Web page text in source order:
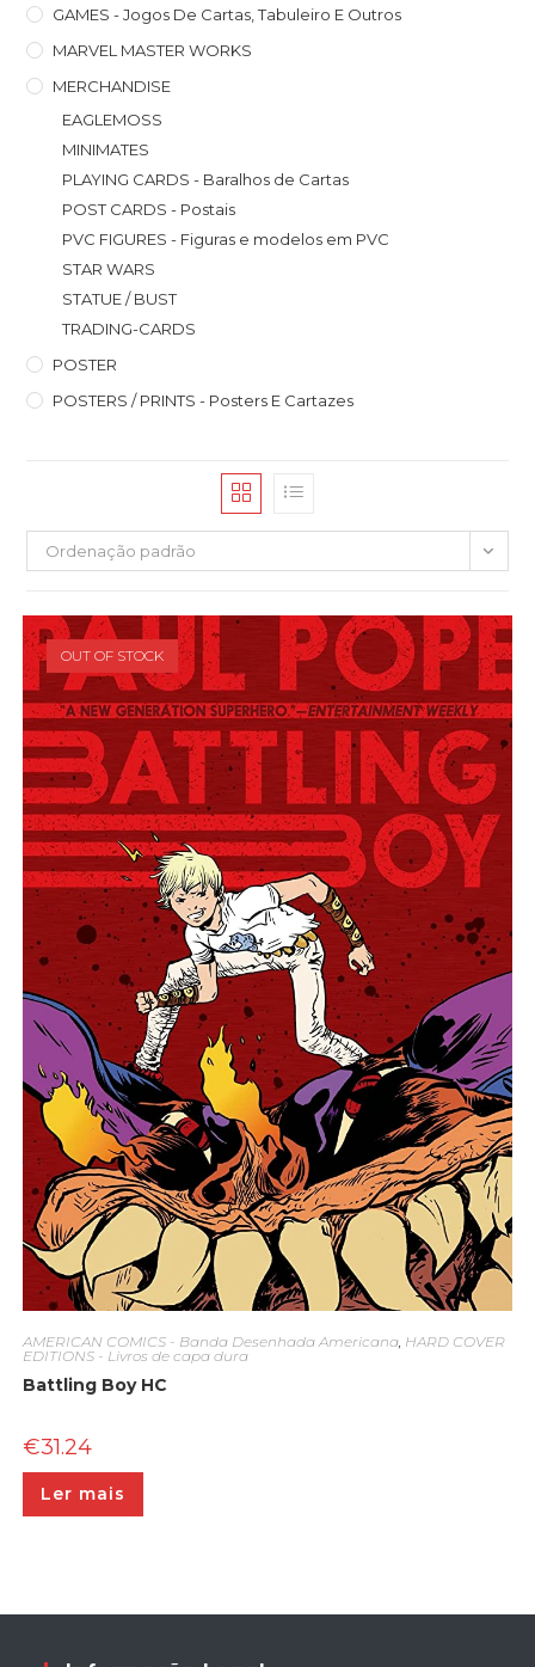
GAMES - Jogos De Cartas, Tabuleiro E Outros
MARVEL MASTER WORKS
MERCHANDISE
EAGLEMOSS
MINIMATES
PLAYING CARDS - Baralhos de Cartas
POST CARDS - Postais
PVC FIGURES - Figuras e modelos em PVC
STAR WARS
STATUE / BUST
TRADING-CARDS
POSTER
POSTERS / PRINTS - Posters E Cartazes
Ordenação padrão
OUT OF STOCK
AMERICAN COMICS - Banda Desenhada Americana, HARD COVER
EDITIONS - Livros de capa dura
Battling Boy HC
€31.24
Ler mais